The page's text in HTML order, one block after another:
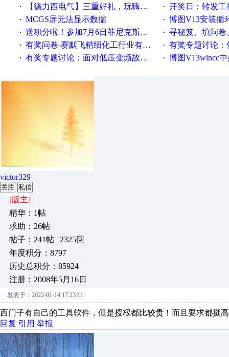
·
【德力西电气】三重好礼，玩嗨夏日！ · 开奖日：转发工控速派
· MCGS屏无法显示数据 · 博图V13安装循环重启
· 送积分啦！参加7月6日菲尼克斯在线研讨会即得 · 寻秘笈、填问卷
· 有奖问卷-赛默飞精细化工行业有奖调查来袭！ · 有奖专题讨论：伺服选择
· 有奖专题讨论：面对低压变频故障，老手是这样解决的！ · 博图V13wincc中如何
victor329
关注 私信
[版主]
精华：1帖
求助：26帖
帖子：241帖 | 2325回
年度积分：8797
历史总积分：85924
注册：2008年5月16日
发表于：2022-01-14 17:23:11
西门子有自己的工具软件，但是授权都比较贵！而且要求都挺
回复 引用 举报